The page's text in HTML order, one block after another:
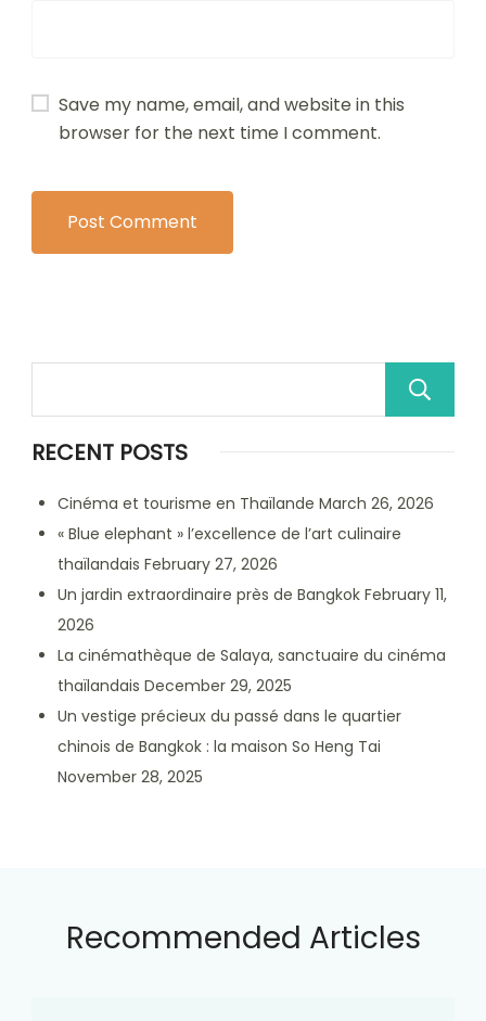
Save my name, email, and website in this
browser for the next time I comment.
RECENT POSTS
Cinéma et tourisme en Thaïlande March 26, 2026
« Blue elephant » l’excellence de l’art culinaire
thaïlandais February 27, 2026
Un jardin extraordinaire près de Bangkok February 11,
2026
La cinémathèque de Salaya, sanctuaire du cinéma
thaïlandais December 29, 2025
Un vestige précieux du passé dans le quartier
chinois de Bangkok : la maison So Heng Tai
November 28, 2025
Recommended Articles